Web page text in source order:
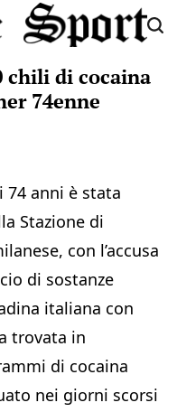
chili di cocaina
74enne
74 anni è stata
Stazione di
con l’accusa
di sostanze
italiana con
trovata in
di cocaina
nei giorni scorsi